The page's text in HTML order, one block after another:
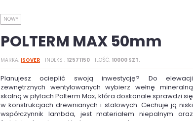
NOWY
POLTERM MAX 50mm
MARKA ISOVER INDEKS 12571150 ILOŚĆ 10000 SZT.
Planujesz ocieplić swoją inwestycję? Do elewacji
zewnętrznych wentylowanych wybierz wełnę mineralną
skalną w płytach Polterm Max, która doskonale sprawdzi się
w konstrukcjach drewnianych i stalowych. Cechuje ją niski
współczynnik lambda, jest materiałem niepalnym oraz